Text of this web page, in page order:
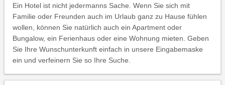
Ein Hotel ist nicht jedermanns Sache. Wenn Sie sich mit
Familie oder Freunden auch im Urlaub ganz zu Hause fühlen
wollen, können Sie natürlich auch ein Apartment oder
Bungalow, ein Ferienhaus oder eine Wohnung mieten. Geben
Sie Ihre Wunschunterkunft einfach in unsere Eingabemaske
ein und verfeinern Sie so Ihre Suche.